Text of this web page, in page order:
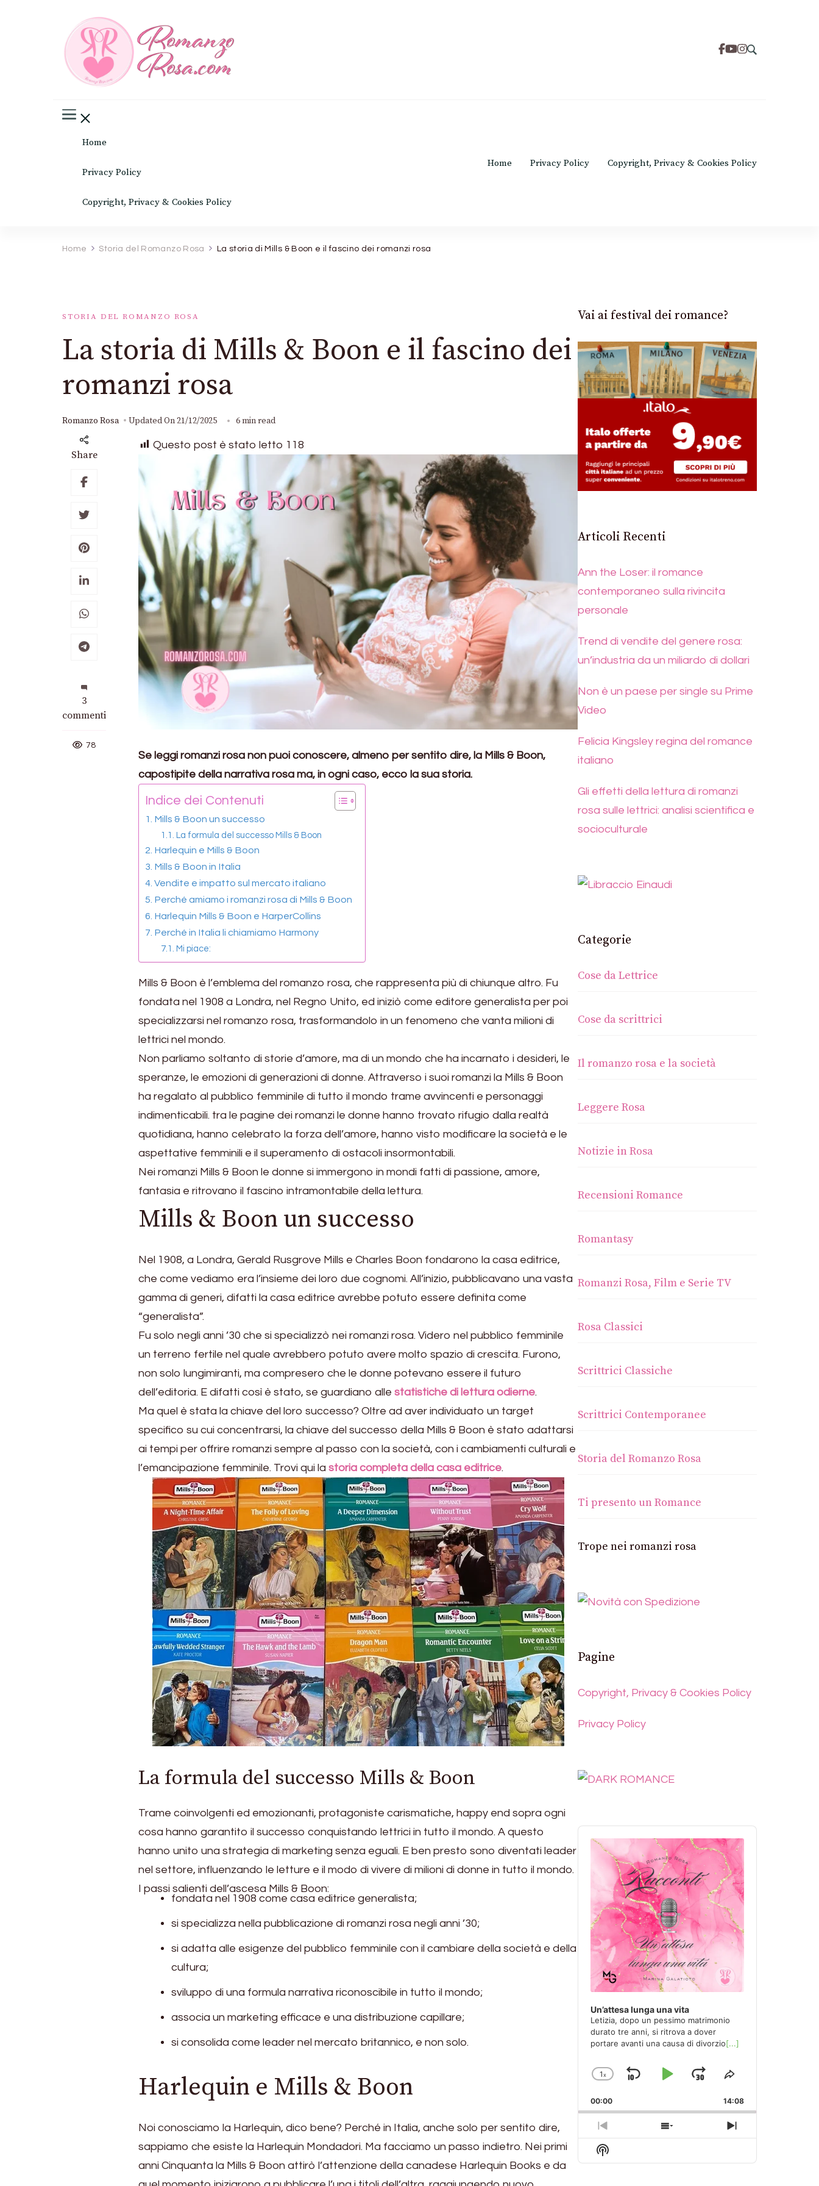
Romanzo rosa.com
Home
Privacy Policy
Copyright, Privacy & Cookies Policy
Home Privacy Policy Copyright, Privacy & Cookies Policy
Home Storia del Romanzo Rosa La storia di Mills & Boon e il fascino dei romanzi rosa
STORIA DEL ROMANZO ROSA
La storia di Mills & Boon e il fascino dei
romanzi rosa
Romanzo Rosa Updated On21/12/2025 6 min read
Share
3
commenti
su
La
di
78
Questo post è stato letto 118
Se leggi romanzi rosa non puoi conoscere, almeno per sentito dire, la Mills & Boon,
capostipite della narrativa rosa ma, in ogni caso, ecco la sua storia.
Indice dei Contenuti
Mills & Boon un successo
La formula del successo Mills & Boon
Harlequin e Mills & Boon
Mills & Boon in Italia
Vendite e impatto sul mercato italiano
Perché amiamo i romanzi rosa di Mills & Boon
Harlequin Mills & Boon e HarperCollins
Perché in Italia li chiamiamo Harmony
Mi piace:
Mills & Boon è l’emblema del romanzo rosa, che rappresenta più di chiunque altro. Fu
fondata nel 1908 a Londra, nel Regno Unito, ed iniziò come editore generalista per poi
specializzarsi nel romanzo rosa, trasformandolo in un fenomeno che vanta milioni di
lettrici nel mondo.
Non parliamo soltanto di storie d’amore, ma di un mondo che ha incarnato i desideri, le
speranze, le emozioni di generazioni di donne. Attraverso i suoi romanzi la Mills & Boon
ha regalato al pubblico femminile di tutto il mondo trame avvincenti e personaggi
indimenticabili. tra le pagine dei romanzi le donne hanno trovato rifugio dalla realtà
quotidiana, hanno celebrato la forza dell’amore, hanno visto modificare la società e le
aspettative femminili e il superamento di ostacoli insormontabili.
Nei romanzi Mills & Boon le donne si immergono in mondi fatti di passione, amore,
fantasia e ritrovano il fascino intramontabile della lettura.
Mills & Boon un successo
Nel 1908, a Londra, Gerald Rusgrove Mills e Charles Boon fondarono la casa editrice,
che come vediamo era l’insieme dei loro due cognomi. All’inizio, pubblicavano una vasta
gamma di generi, difatti la casa editrice avrebbe potuto essere definita come
“generalista”.
Fu solo negli anni ’30 che si specializzò nei romanzi rosa. Videro nel pubblico femminile
un terreno fertile nel quale avrebbero potuto avere molto spazio di crescita. Furono,
non solo lungimiranti, ma compresero che le donne potevano essere il futuro
dell’editoria. E difatti così è stato, se guardiano alle statistiche di lettura odierne.
Ma quel è stata la chiave del loro successo? Oltre ad aver individuato un target
specifico su cui concentrarsi, la chiave del successo della Mills & Boon è stato adattarsi
ai tempi per offrire romanzi sempre al passo con la società, con i cambiamenti culturali e
l’emancipazione femminile. Trovi qui la storia completa della casa editrice.
La formula del successo Mills & Boon
Trame coinvolgenti ed emozionanti, protagoniste carismatiche, happy end sopra ogni
cosa hanno garantito il successo conquistando lettrici in tutto il mondo. A questo
hanno unito una strategia di marketing senza eguali. E ben presto sono diventati leader
nel settore, influenzando le letture e il modo di vivere di milioni di donne in tutto il mondo.
I passi salienti dell’ascesa Mills & Boon:
fondata nel 1908 come casa editrice generalista;
si specializza nella pubblicazione di romanzi rosa negli anni ’30;
si adatta alle esigenze del pubblico femminile con il cambiare della società e della
cultura;
sviluppo di una formula narrativa riconoscibile in tutto il mondo;
associa un marketing efficace e una distribuzione capillare;
si consolida come leader nel mercato britannico, e non solo.
Harlequin e Mills & Boon
Noi conosciamo la Harlequin, dico bene? Perché in Italia, anche solo per sentito dire,
sappiamo che esiste la Harlequin Mondadori. Ma facciamo un passo indietro. Nei primi
anni Cinquanta la Mills & Boon attirò l’attenzione della canadese Harlequin Books e da
Vai ai festival dei romance?
Articoli Recenti
Ann the Loser: il romance
contemporaneo sulla rivincita
personale
Trend di vendite del genere rosa:
un’industria da un miliardo di dollari
Non è un paese per single su Prime
Video
Felicia Kingsley regina del romance
italiano
Gli effetti della lettura di romanzi
rosa sulle lettrici: analisi scientifica e
socioculturale
Categorie
Cose da Lettrice
Cose da scrittrici
Il romanzo rosa e la società
Leggere Rosa
Notizie in Rosa
Recensioni Romance
Romantasy
Romanzi Rosa, Film e Serie TV
Rosa Classici
Scrittrici Classiche
Scrittrici Contemporanee
Storia del Romanzo Rosa
Ti presento un Romance
Trope nei romanzi rosa
Pagine
Copyright, Privacy & Cookies Policy
Privacy Policy
Audio
Player
Un’attesa lunga una vita
Letizia, dopo un pessimo matrimonio
durato tre anni, si ritrova a dover
portare avanti una causa di divorzio[...]
Change
Rate
1x
SkipPlayJump
Forward
Share
Episode
00:00 14:08
Previous
Episode
Show
Episodes
Next
Episode
Show
Podcast